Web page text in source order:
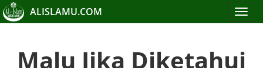
Toggle
ALISLAMU.COM
Malu Jika Diketahui